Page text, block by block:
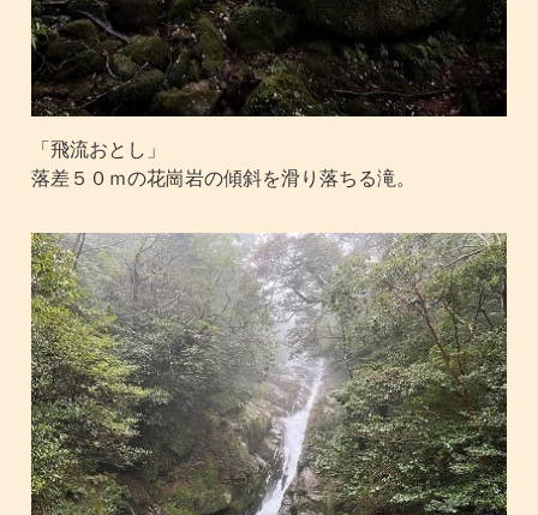
「飛流おとし」
落差５０ｍの花崗岩の傾斜を滑り落ちる滝。